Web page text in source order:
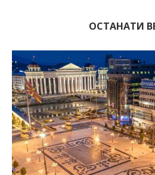
ОСТАНАТИ